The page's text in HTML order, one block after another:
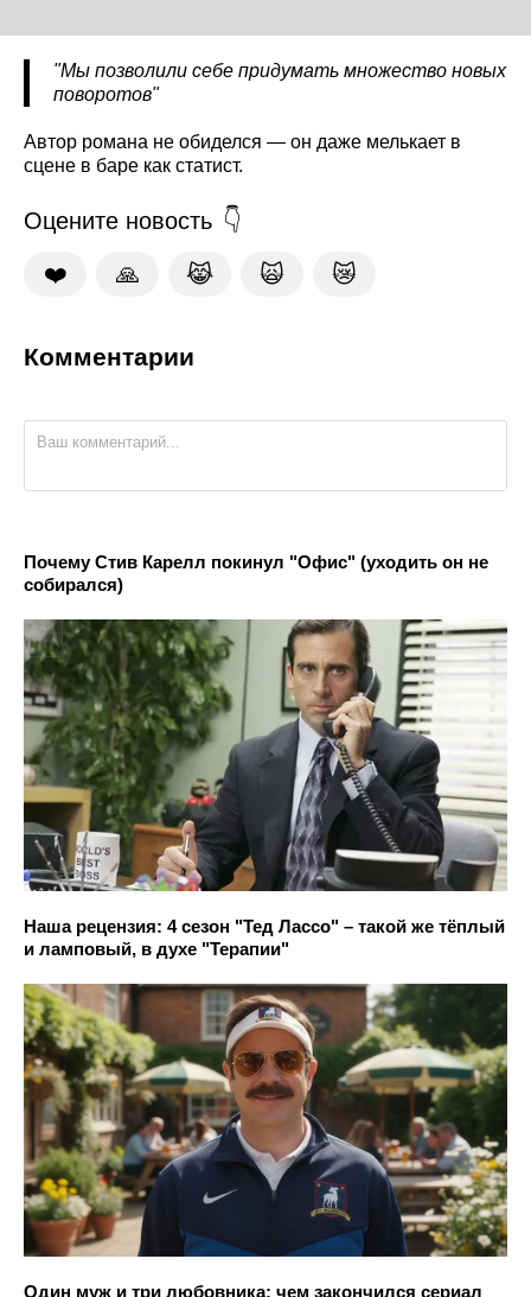
"Мы позволили себе придумать множество новых
поворотов"
Автор романа не обиделся — он даже мелькает в
сцене в баре как статист.
Оцените новость
❤️ 🙏 😹 🙀 😿
Комментарии
Почему Стив Карелл покинул "Офис" (уходить он не
собирался)
Наша рецензия: 4 сезон "Тед Лассо" – такой же тёплый
и ламповый, в духе "Терапии"
Один муж и три любовника: чем закончился сериал